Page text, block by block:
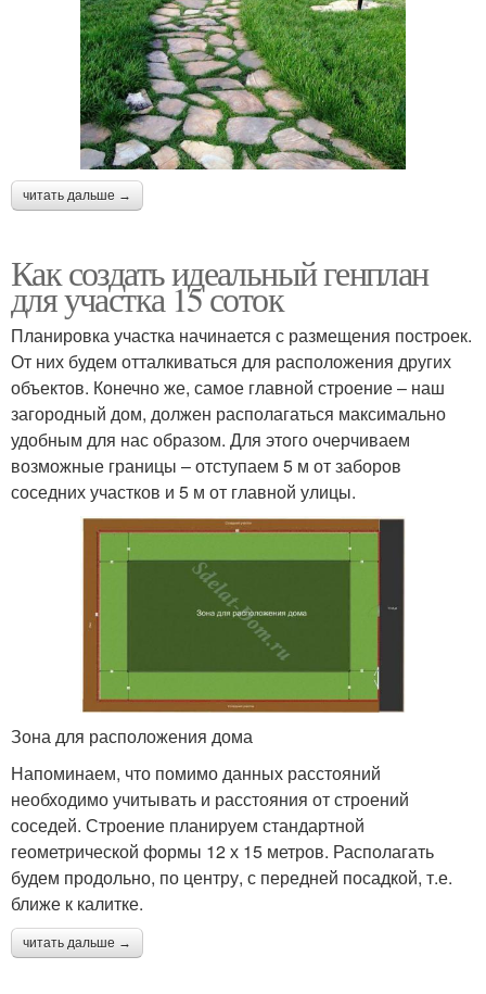
читать дальше →
Как создать идеальный генплан
для участка 15 соток
Планировка участка начинается с размещения построек.
От них будем отталкиваться для расположения других
объектов. Конечно же, самое главной строение – наш
загородный дом, должен располагаться максимально
удобным для нас образом. Для этого очерчиваем
возможные границы – отступаем 5 м от заборов
соседних участков и 5 м от главной улицы.
Зона для расположения дома
Напоминаем, что помимо данных расстояний
необходимо учитывать и расстояния от строений
соседей. Строение планируем стандартной
геометрической формы 12 х 15 метров. Располагать
будем продольно, по центру, с передней посадкой, т.е.
ближе к калитке.
читать дальше →